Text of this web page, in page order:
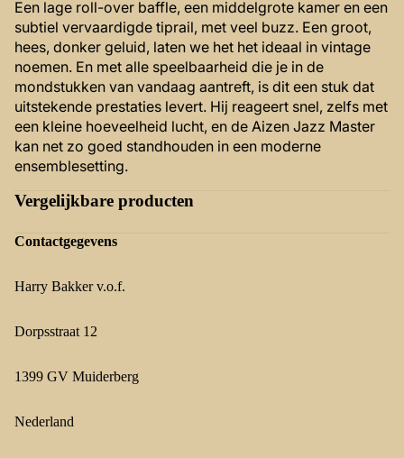
Een lage roll-over baffle, een middelgrote kamer en een
subtiel vervaardigde tiprail, met veel buzz. Een groot,
hees, donker geluid, laten we het het ideaal in vintage
noemen. En met alle speelbaarheid die je in de
mondstukken van vandaag aantreft, is dit een stuk dat
uitstekende prestaties levert. Hij reageert snel, zelfs met
een kleine hoeveelheid lucht, en de Aizen Jazz Master
kan net zo goed standhouden in een moderne
ensemblesetting.
Vergelijkbare producten
Contactgegevens
Harry Bakker v.o.f.
Dorpsstraat 12
1399 GV Muiderberg
Nederland